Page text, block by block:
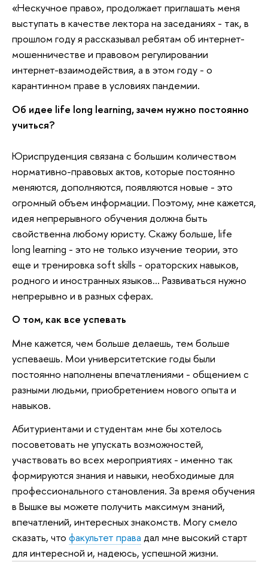
«Нескучное право», продолжает приглашать меня
выступать в качестве лектора на заседаниях - так, в
прошлом году я рассказывал ребятам об интернет-
мошенничестве и правовом регулировании
интернет-взаимодействия, а в этом году - о
карантинном праве в условиях пандемии.
Об идее life long learning, зачем нужно постоянно
учиться?
Юриспруденция связана с большим количеством
нормативно-правовых актов, которые постоянно
меняются, дополняются, появляются новые - это
огромный объем информации. Поэтому, мне кажется,
идея непрерывного обучения должна быть
свойственна любому юристу. Скажу больше, life
long learning - это не только изучение теории, это
еще и тренировка soft skills - ораторских навыков,
родного и иностранных языков... Развиваться нужно
непрерывно и в разных сферах.
О том, как все успевать
Мне кажется, чем больше делаешь, тем больше
успеваешь. Мои университетские годы были
постоянно наполнены впечатлениями - общением с
разными людьми, приобретением нового опыта и
навыков.
Абитуриентами и студентам мне бы хотелось
посоветовать не упускать возможностей,
участвовать во всех мероприятиях - именно так
формируются знания и навыки, необходимые для
профессионального становления. За время обучения
в Вышке вы можете получить максимум знаний,
впечатлений, интересных знакомств. Могу смело
сказать, что факультет права дал мне высокий старт
для интересной и, надеюсь, успешной жизни.